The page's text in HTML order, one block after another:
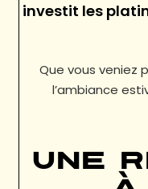
investit les
Que vous veniez
l’ambiance
Une